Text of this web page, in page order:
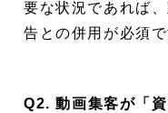
要な状況であれば
告との併用が必須で
Q2. 動画集客が「